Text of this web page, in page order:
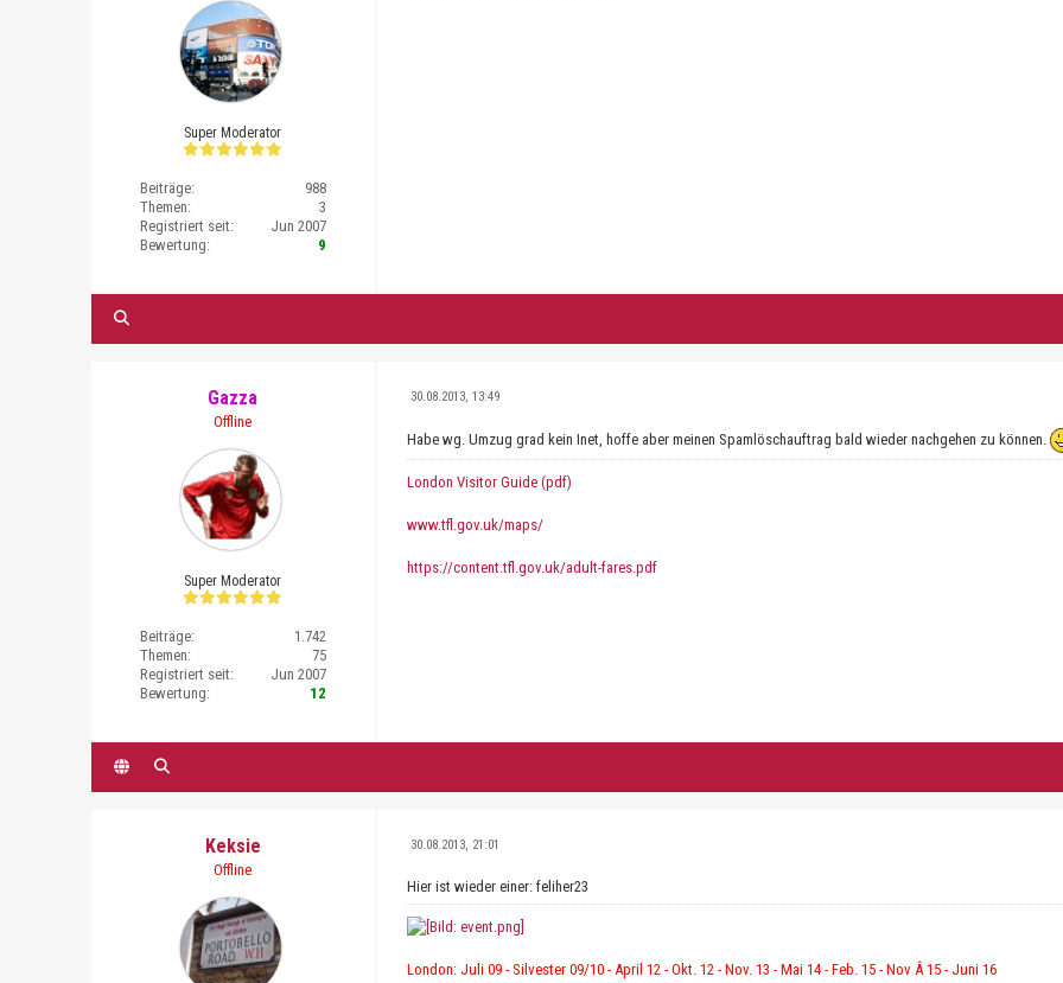
Super Moderator
Beiträge:
988
Themen:
3
Registriert seit:
Jun 2007
Bewertung:
9
Gazza
Offline
Super Moderator
Beiträge:
1.742
Themen:
75
Registriert seit:
Jun 2007
Bewertung:
12
30.08.2013, 13:49
Habe wg. Umzug grad kein Inet, hoffe aber meinen Spamlöschauftrag bald wieder nachgehen zu können.
London Visitor Guide (pdf)
www.tfl.gov.uk/maps/
https://content.tfl.gov.uk/adult-fares.pdf
Keksie
Offline
30.08.2013, 21:01
Hier ist wieder einer: feliher23
London: Juli 09 - Silvester 09/10 - April 12 - Okt. 12 - Nov. 13 - Mai 14 - Feb. 15 - Nov Â 15 - Juni 16